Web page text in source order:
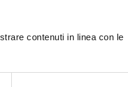
contenuti in linea con le